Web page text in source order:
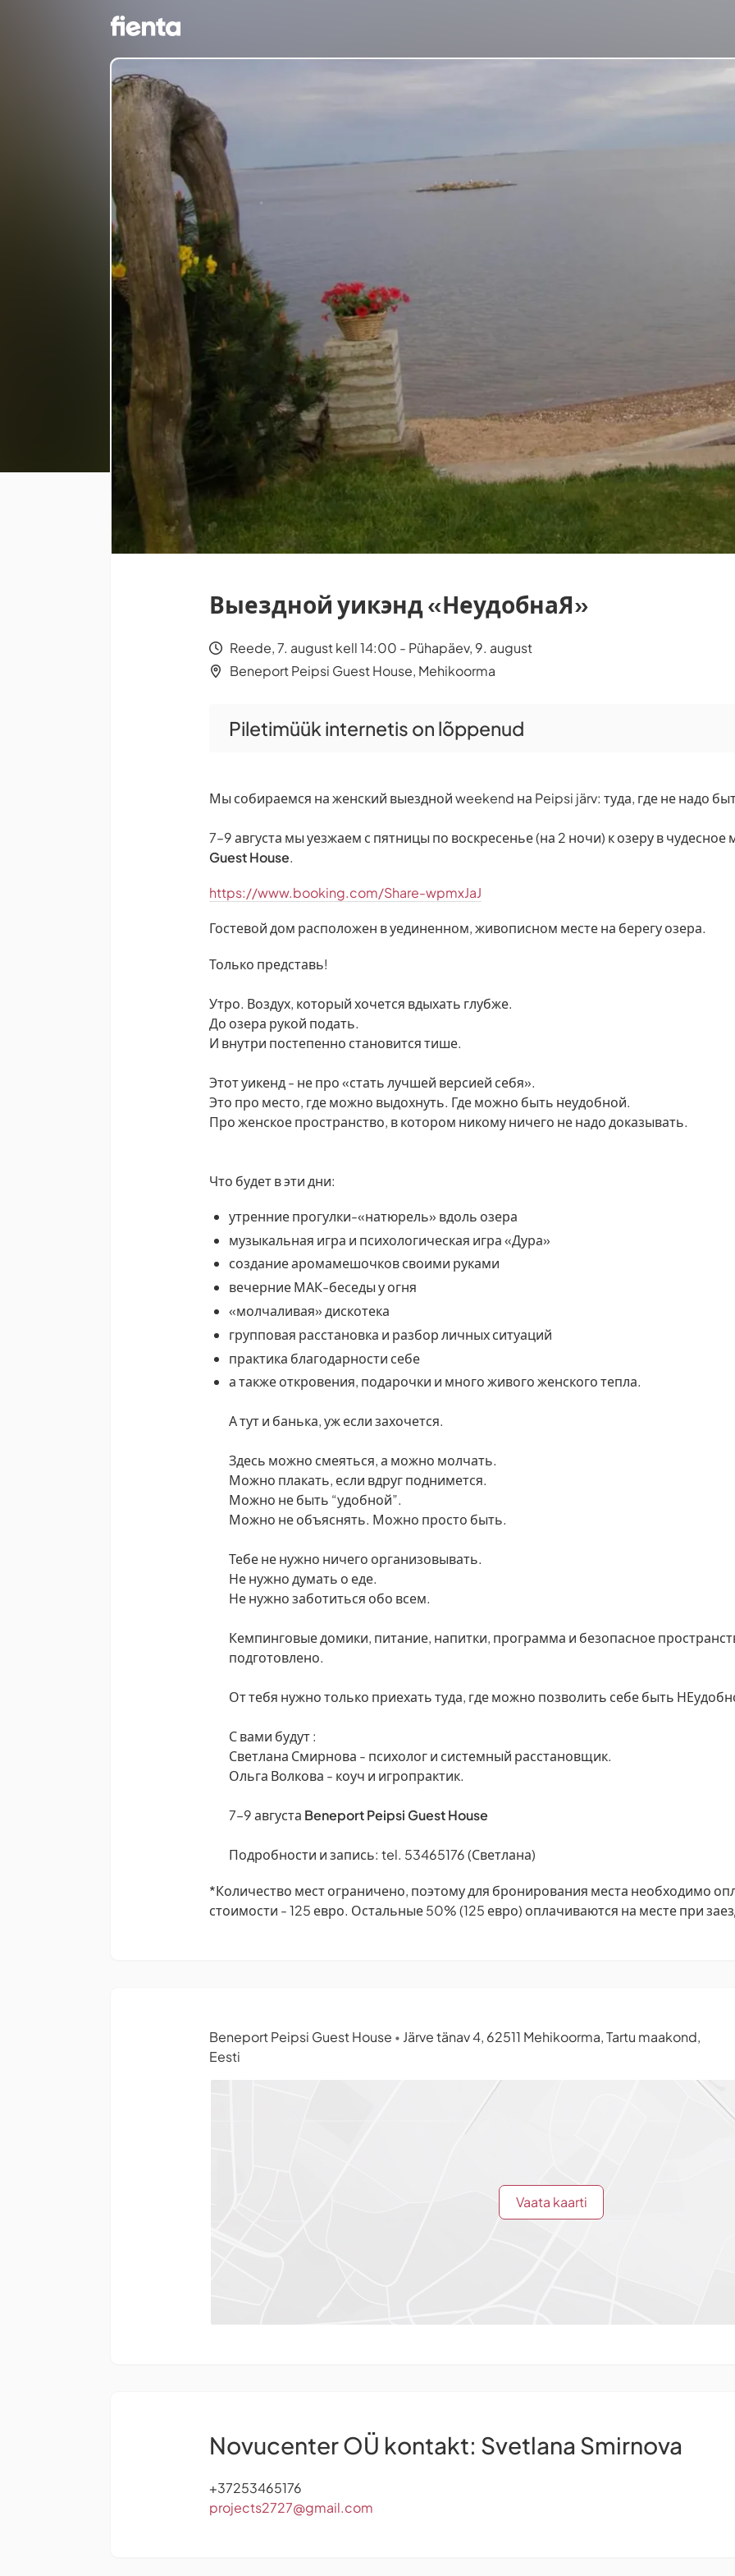
Выездной уикэнд «НеудобнаЯ»
Reede, 7. august kell 14:00 - Pühapäev, 9. august
Beneport Peipsi Guest House, Mehikoorma
Piletimüük internetis on lõppenud
Мы собираемся на женский выездной weekend на Peipsi järv: туда, где не надо
7–9 августа мы уезжаем с пятницы по воскресенье (на 2 ночи) к озеру в чудесное
Guest House.
https://www.booking.com/Share-wpmxJaJ
Гостевой дом расположен в уединенном, живописном месте на берегу озера.
Только представь!
Утро. Воздух, который хочется вдыхать глубже.
До озера рукой подать.
И внутри постепенно становится тише.
Этот уикенд - не про «стать лучшей версией себя».
Это про место, где можно выдохнуть. Где можно быть неудобной.
Про женское пространство, в котором никому ничего не надо доказывать.
Что будет в эти дни:
утренние прогулки-«натюрель» вдоль озера
музыкальная игра и психологическая игра «Дура»
создание аромамешочков своими руками
вечерние МАК-беседы у огня
«молчаливая» дискотека
групповая расстановка и разбор личных ситуаций
практика благодарности себе
а также откровения, подарочки и много живого женского тепла.
А тут и банька, уж если захочется.
Здесь можно смеяться, а можно молчать.
Можно плакать, если вдруг поднимется.
Можно не быть “удобной”.
Можно не объяснять. Можно просто быть.
Тебе не нужно ничего организовывать.
Не нужно думать о еде.
Не нужно заботиться обо всем.
Кемпинговые домики, питание, напитки, программа и безопасное
подготовлено.
От тебя нужно только приехать туда, где можно позволить себе быть
С вами будут :
Светлана Смирнова - психолог и системный расстановщик.
Ольга Волкова - коуч и игропрактик.
7–9 августа Beneport Peipsi Guest House
Подробности и запись: tel. 53465176 (Светлана)
*Количество мест ограничено, поэтому для бронирования места необходимо
стоимости - 125 евро. Остальные 50% (125 евро) оплачиваются на месте при
Beneport Peipsi Guest House • Järve tänav 4, 62511 Mehikoorma, Tartu maakond,
Eesti
Vaata kaarti
Novucenter OÜ kontakt: Svetlana Smirnova
+37253465176
projects2727@gmail.com